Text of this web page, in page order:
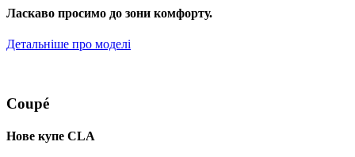
Ласкаво просимо до зони комфорту.
Детальніше про моделі
Coupé
Нове купе CLA